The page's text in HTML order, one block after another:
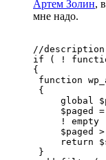
Артем Золин,
мне надо.
//description
if ( !
{
function
{
global
$paged
! empty
$paged
return
}